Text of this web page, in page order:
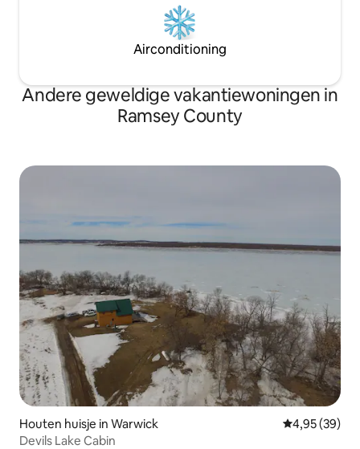
Airconditioning
Andere geweldige vakantiewoningen in
Ramsey County
Houten huisje in Warwick Gemiddelde
4,95 (39)
Devils Lake Cabin